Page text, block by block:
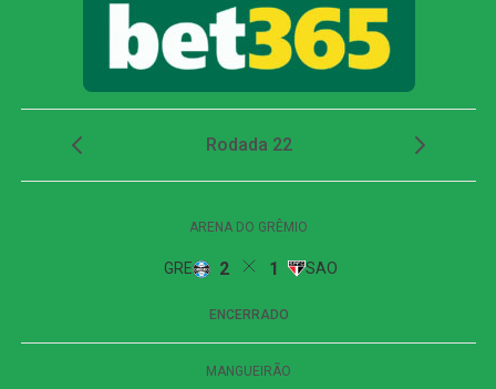
Fonseca chegou às oitavas após eliminar Novak
Djokovic.
A vitória sobre Ruud confirmou a sequência de
Mensik será o próximo adversário nas quartas.
WhatsApp